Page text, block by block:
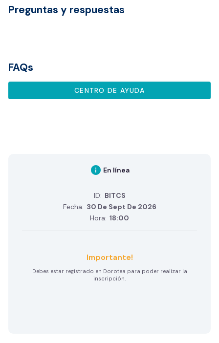
Preguntas y respuestas
FAQs
CENTRO DE AYUDA
info En línea
ID: BITCS
Fecha: 30 De Sept De 2026
Hora: 18:00
Importante!
Debes estar registrado en Dorotea para poder realizar la
inscripción.